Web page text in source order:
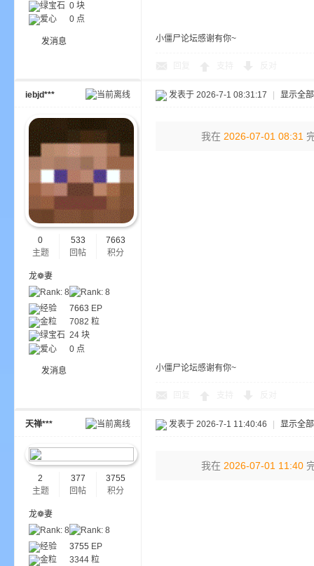
绿宝石 0 块
爱心
0 点
发消息 小僵尸论坛感谢有你~
iebjd***
0
主题
533
回帖
7663
积分
龙❁妻
经验 7663 EP
金粒
7082 粒
绿宝石 24 块
爱心
0 点
发消息
发表于 2026-7-1 08:31:17 显示全
我在 2026-07-01 08:31
小僵尸论坛感谢有你~
天禅***
2
主题
377
回帖
3755
积分
龙❁妻
经验 3755 EP
金粒
3344 粒
发表于 2026-7-1 11:40:46 显示全
我在 2026-07-01 11:40